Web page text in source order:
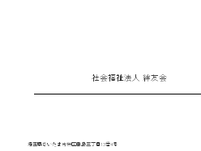
社会福祉法人 絆友会
埼玉県さいたま市桜区田島三丁目13番4号